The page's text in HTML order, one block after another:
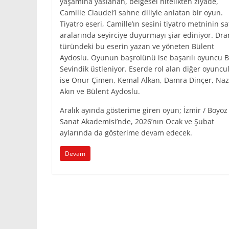
Camille Claudel’i sahne diliyle anlatan bir oyun.
Tiyatro eseri, Camille’ın sesini tiyatro metninin
aralarında seyirciye duyurmayı şiar ediniyor.
türündeki bu eserin yazan ve yöneten Bülent
Aydoslu. Oyunun başrolünü ise başarılı oyuncu
Sevindik üstleniyor. Eserde rol alan diğer
ise Onur Çimen, Kemal Alkan, Damra Dinçer,
Akın ve Bülent Aydoslu.
Aralık ayında gösterime giren oyun; İzmir / Boyoz
Sanat Akademisi’nde, 2026’nın Ocak ve Şubat
aylarında da gösterime devam edecek.
Devam